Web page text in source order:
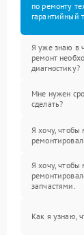
по ремонту
гарантийный
Я уже знаю в
ремонт
диагностику?
Мне нужен
сделать?
Я хочу, чтобы
Я хочу, чтобы
запчастями.
Как я узнаю,